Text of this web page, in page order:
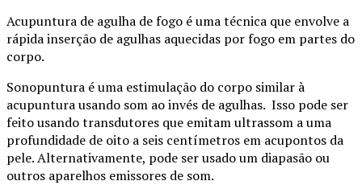
Acupuntura de agulha de fogo é uma técnica que envolve a
rápida inserção de agulhas aquecidas por fogo em partes do
corpo.
Sonopuntura é uma estimulação do corpo similar à
acupuntura usando som ao invés de agulhas. Isso pode ser
feito usando transdutores que emitam ultrassom a uma
profundidade de oito a seis centímetros em acupontos da
pele. Alternativamente, pode ser usado um diapasão ou
outros aparelhos emissores de som.